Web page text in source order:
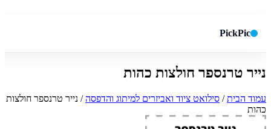
PickPic
נייר טרנספר חולצות כהות
עמוד הבית/ סילואט ציוד ואביזרים למיתוג והדפסה/ נייר טרנספר חולצות
כהות